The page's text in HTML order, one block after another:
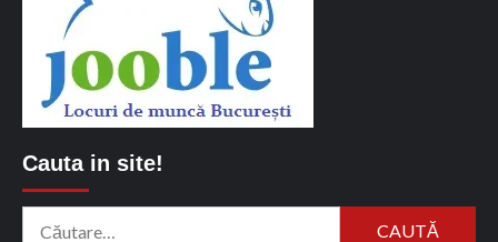
Cauta in site!